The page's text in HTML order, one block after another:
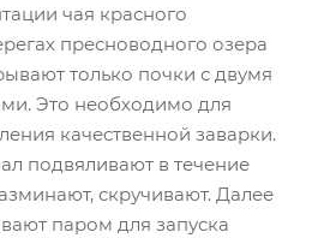
чая красного
пресноводного озера
только почки с двумя
Это необходимо для
качественной заварки.
подвяливают в течение
скручивают. Далее
паром для запуска